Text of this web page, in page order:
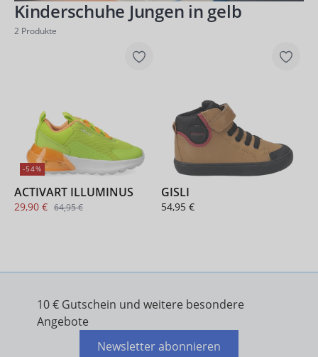
Kinderschuhe Jungen in gelb
2 Produkte
-54%
ACTIVART ILLUMINUS
29,90 € 64,95 €
GISLI
54,95 €
10 € Gutschein und weitere besondere
Angebote
Newsletter abonnieren